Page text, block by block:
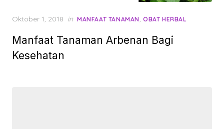
Posted
Oktober 1, 2018 in MANFAAT TANAMAN, OBAT HERBAL
Manfaat Tanaman Arbenan Bagi
Kesehatan